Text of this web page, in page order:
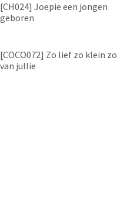
[CH024] Joepie een jongen
geboren
[COCO072] Zo lief zo klein zo
van jullie